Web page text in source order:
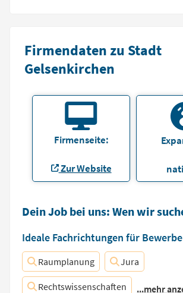
Firmendaten zu Stadt
Gelsenkirchen
Firmenseite:
Zur Website
Dein Job bei uns: Wen wir
Ideale Fachrichtungen für
Raumplanung Jura
Rechtswissenschaften ...mehr